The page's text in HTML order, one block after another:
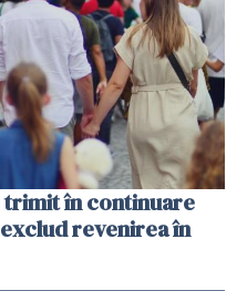
trimit în continuare
revenirea în